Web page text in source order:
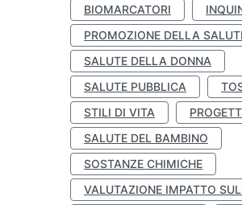
BIOMARCATORI
PROMOZIONE DELLA
SALUTE DELLA DONNA
SALUTE PUBBLICA
STILI DI VITA
SALUTE DEL BAMBINO
SOSTANZE CHIMICHE
VALUTAZIONE IMPATTO